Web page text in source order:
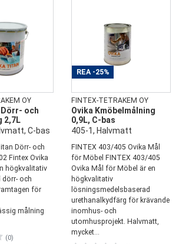
OY
och
2,7L
C-bas
Dörr- och
Fintex Ovika
högkvalitativ
dörr- och
för
målning
(0)
REA -25%
FINTEX-TETRAKEM OY
Ovika Kmöbelmålning
0,9L, C-bas
405-1, Halvmatt
FINTEX 403/405 Ovika Mål
för Möbel FINTEX 403/405
Ovika Mål för Möbel är en
högkvalitativ
lösningsmedelsbaserad
urethanalkydfärg för krävande
inomhus- och
utomhusprojekt. Halvmatt,
mycket...